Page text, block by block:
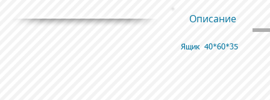
Описание
Ящик 40*60*35